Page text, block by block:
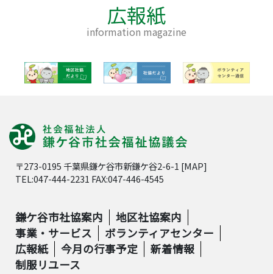
広報紙
information magazine
〒273-0195 千葉県鎌ケ谷市新鎌ケ谷2-6-1 [MAP]
TEL:047-444-2231 FAX:047-446-4545
鎌ケ谷市社協案内
地区社協案内
事業・サービス
ボランティアセンター
広報紙
今月の行事予定
新着情報
制服リユース